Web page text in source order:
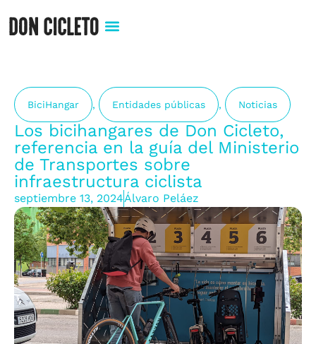
BiciHangar , Entidades públicas , Noticias
Los bicihangares de Don Cicleto,
referencia en la guía del Ministerio
de Transportes sobre
infraestructura ciclista
septiembre 13, 2024Álvaro Peláez